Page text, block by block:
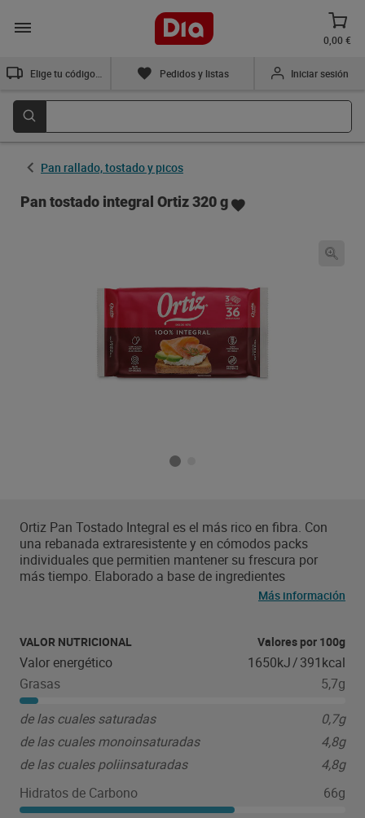
0,00 €
Pedidos y listas Iniciar sesión
Pan rallado, tostado y picos
Pan tostado integral Ortiz 320 g
Ortiz Pan Tostado Integral es el más rico en fibra. Con
una rebanada extraresistente y en cómodos packs
individuales que permitien mantener su frescura por
más tiempo. Elaborado a base de ingredientes
seleccionados y con un lento y cuidadoso proceso de
Más información
VALOR NUTRICIONAL Valores por 100g
Valor energético 1650kJ/391kcal
Grasas
5,7g
de las cuales saturadas
0,7g
de las cuales monoinsaturadas
4,8g
de las cuales poliinsaturadas
4,8g
Hidratos de Carbono
66g